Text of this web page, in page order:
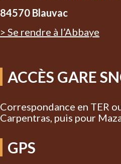
84570 Blauvac
> Se rendre à l’Abbaye
ACCÈS GARE
Correspondance en TER
Carpentras, puis pour
GPS